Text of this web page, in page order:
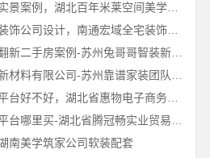
鄂州专业家装实景案例，湖北百年米莱空间美学装饰材料有限公司
南通海安毛坯装饰公司设计，南通宏域全宅装饰建材有限公司
性价比高旧房翻新二手房案例-苏州兔哥哥智装新材料
便宜数码家电平台好不好，湖北省惠物电子商务有限公司品质信赖
南美学筑家公司软装配套